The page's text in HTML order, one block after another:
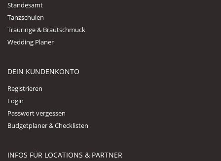
Standesamt
Tanzschulen
Trauringe & Brautschmuck
Wedding Planer
DEIN KUNDENKONTO
Registrieren
Login
Passwort vergessen
Budgetplaner & Checklisten
INFOS FÜR LOCATIONS & PARTNER